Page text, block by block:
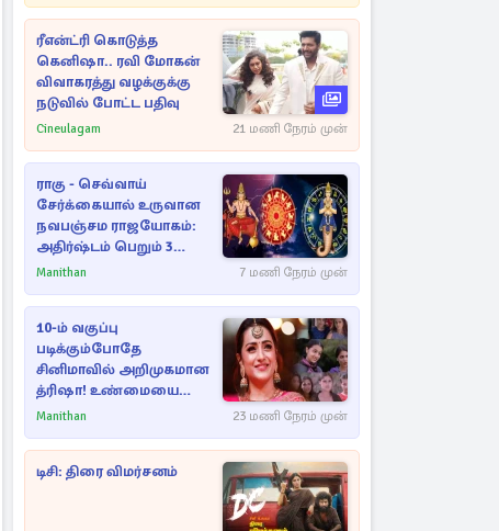
ரீஎன்ட்ரி கொடுத்த
கெனிஷா.. ரவி மோகன்
விவாகரத்து வழக்குக்கு
நடுவில் போட்ட பதிவு
Cineulagam 21 மணி நேரம் முன்
ராகு - செவ்வாய்
சேர்க்கையால் உருவான
நவபஞ்சம ராஜயோகம்:
அதிர்ஷ்டம் பெறும் 3
ராசிகள்!
Manithan 7 மணி நேரம் முன்
10-ம் வகுப்பு
படிக்கும்போதே
சினிமாவில் அறிமுகமான
த்ரிஷா! உண்மையை
பகிர்ந்த இயக்குநர் பிரவீன்
Manithan 23 மணி நேரம் முன்
டிசி: திரை விமர்சனம்